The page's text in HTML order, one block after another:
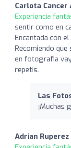
Carlota Cancer
Experiencia
sentir como en
Encantada con
Recomiendo
en fotografia
repetis.
Las
¡Muchas
Adrian Ruperez